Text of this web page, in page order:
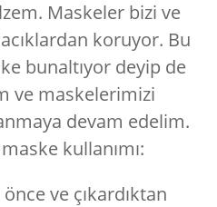
Maskeler bizi ve
koruyor. Bu
bunaltıyor deyip de
ve maskelerimizi
devam edelim.
kullanımı:
ve çıkardıktan